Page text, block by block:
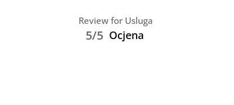
Review for Usluga
5/5 Ocjena